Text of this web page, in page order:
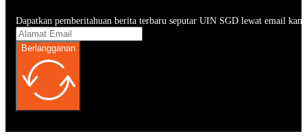
Dapatkan pemberitahuan berita terbaru seputar UIN SGD lewat email
Berlangganan